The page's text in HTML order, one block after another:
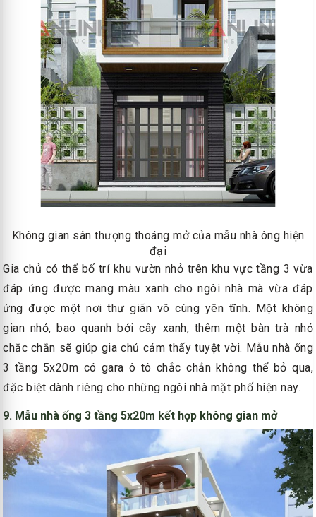
Không gian sân thượng thoáng mở của mẫu nhà ông hiện
đại
Gia chủ có thể bố trí khu vườn nhỏ trên khu vực tầng 3 vừa
đáp ứng được mang màu xanh cho ngôi nhà mà vừa đáp
ứng được một nơi thư giãn vô cùng yên tĩnh. Một không
gian nhỏ, bao quanh bởi cây xanh, thêm một bàn trà nhỏ
chắc chắn sẽ giúp gia chủ cảm thấy tuyệt vời. Mẫu nhà ống
3 tầng 5x20m có gara ô tô chắc chắn không thể bỏ qua,
đặc biệt dành riêng cho những ngôi nhà mặt phố hiện nay.
9. Mẫu nhà ống 3 tầng 5x20m kết hợp không gian mở